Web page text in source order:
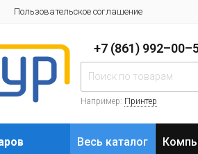
Пользовательское соглашение
+7 (861)
Например: Принтер
Весь каталог